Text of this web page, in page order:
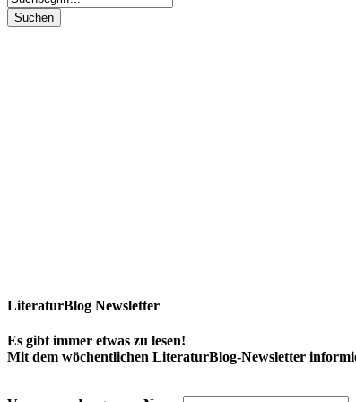
LiteraturBlog Newsletter
Es gibt immer etwas zu lesen!
Mit dem wöchentlichen LiteraturBlog-Newsletter